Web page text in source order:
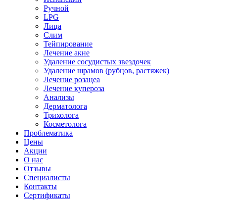
Ручной
LPG
Лица
Слим
Тейпирование
Лечение акне
Удаление сосудистых звездочек
Удаление шрамов (рубцов, растяжек)
Лечение розацеа
Лечение купероза
Анализы
Дерматолога
Трихолога
Косметолога
Проблематика
Цены
Акции
О нас
Отзывы
Cпециалисты
Контакты
Сертификаты